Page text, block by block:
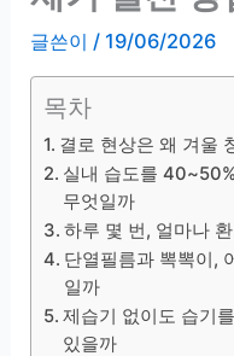
글쓴이 / 19/06/2026
목차
결로 현상은 왜 겨울
실내 습도를
무엇일까
하루 몇 번, 얼마나
단열필름과 뽁뽁이,
일까
제습기 없이도 습기
있을까